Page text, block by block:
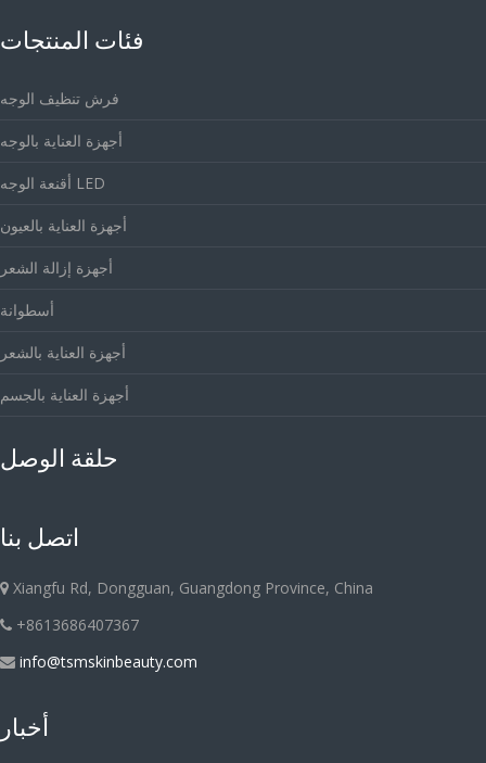
فئات المنتجات
فرش تنظيف الوجه
أجهزة العناية بالوجه
أقنعة الوجه LED
أجهزة العناية بالعيون
أجهزة إزالة الشعر
أسطوانة
أجهزة العناية بالشعر
أجهزة العناية بالجسم
حلقة الوصل
اتصل بنا
Xiangfu Rd, Dongguan, Guangdong Province, China
+8613686407367
info@tsmskinbeauty.com
أخبار